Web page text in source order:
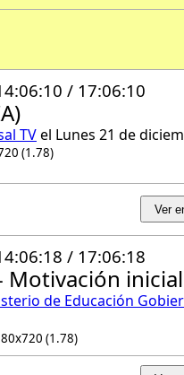
/ 17:06:10
TVel Lunes 21 de
(1.78)
Ver
/ 17:06:18
Motivación inicial
de Educación
(1.78)